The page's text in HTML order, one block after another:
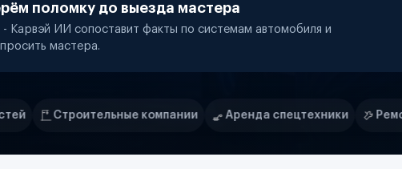
поломку до выезда мастера
Карвэй ИИ сопоставит факты по системам автомобиля и
мастера.
компании Аренда спецтехники Ремонт спецтехники